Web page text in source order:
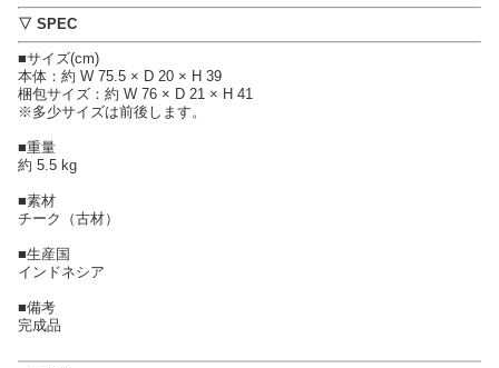
▽ SPEC
■サイズ(cm)
本体：約 W 75.5 × D 20 × H 39
梱包サイズ：約 W 76 × D 21 × H 41
※多少サイズは前後します。
■重量
約 5.5 kg
■素材
チーク（古材）
■生産国
インドネシア
■備考
完成品